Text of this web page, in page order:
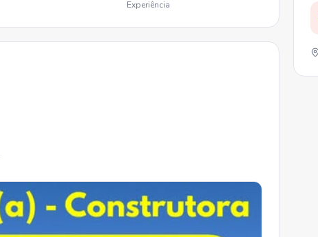
Experiência